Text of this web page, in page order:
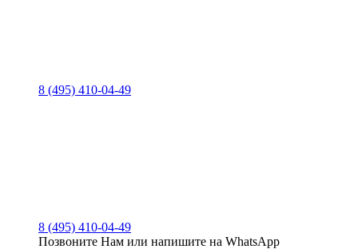
8 (495) 410-04-49
8 (495) 410-04-49
Позвоните Нам или напишите на WhatsApp